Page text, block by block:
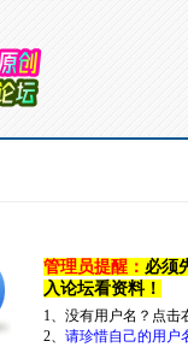
管理员提醒： 必须
入论坛看资料！
1、没有用户名？点
2、 请珍惜自己的用户